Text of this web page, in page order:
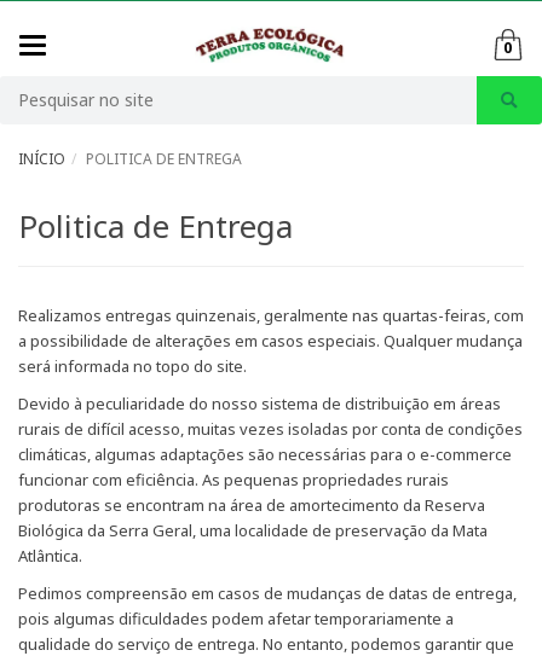
0
INÍCIO POLITICA DE ENTREGA
Politica de Entrega
Realizamos entregas quinzenais, geralmente nas quartas-feiras, com
a possibilidade de alterações em casos especiais. Qualquer mudança
será informada no topo do site.
Devido à peculiaridade do nosso sistema de distribuição em áreas
rurais de difícil acesso, muitas vezes isoladas por conta de condições
climáticas, algumas adaptações são necessárias para o e-commerce
funcionar com eficiência. As pequenas propriedades rurais
produtoras se encontram na área de amortecimento da Reserva
Biológica da Serra Geral, uma localidade de preservação da Mata
Atlântica.
Pedimos compreensão em casos de mudanças de datas de entrega,
pois algumas dificuldades podem afetar temporariamente a
qualidade do serviço de entrega. No entanto, podemos garantir que